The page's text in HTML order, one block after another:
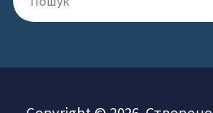
для: